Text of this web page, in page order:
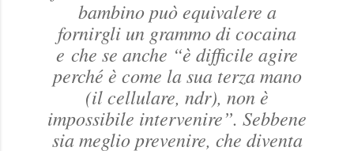
bambino può equivalere a
fornirgli un grammo di cocaina
e che se anche “è difficile agire
perché è come la sua terza mano
(il cellulare, ndr), non è
impossibile intervenire”. Sebbene
sia meglio prevenire, che diventa